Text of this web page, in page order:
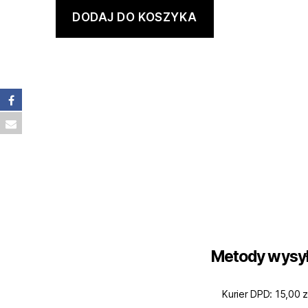
DODAJ DO KOSZYKA
Metody
Kurier DPD: 15,00